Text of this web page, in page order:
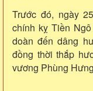
Trước đó, ngày
chính kỵ Tiền
doàn đến dâng
đồng thời thắp
vương Phùng